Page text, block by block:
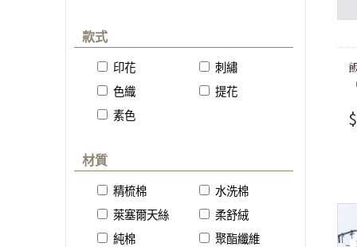
款式
印花
刺繡
色織
提花
素色
材質
精梳棉
水洗棉
萊塞爾天絲
柔舒絨
純棉
聚酯纖維